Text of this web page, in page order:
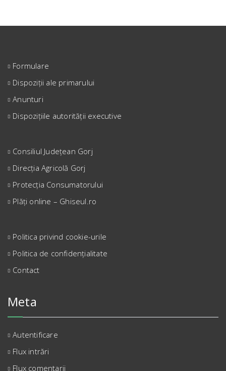
Formulare
Dispoziții ale primarului
Anunturi
Dispozițiile autorității executive
Consiliul Județean Gorj
Direcția Agricolă Gorj
Protecția Consumatorului
Plăți online – Ghiseul.ro
Politica privind cookie-urile
Politica de confidențialitate
Contact
Meta
Autentificare
Flux intrări
Flux comentarii